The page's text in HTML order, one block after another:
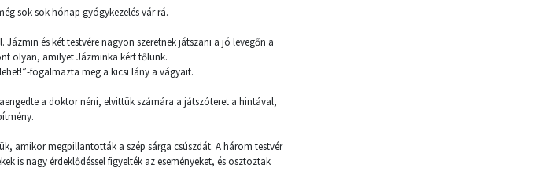
sok-sok hónap gyógykezelés vár rá.
és két testvére nagyon szeretnek játszani a jó levegőn a
olyan, amilyet Jázminka kért tőlünk.
fogalmazta meg a kicsi lány a vágyait.
a doktor néni, elvittük számára a játszóteret a hintával,
amikor megpillantották a szép sárga csúszdát. A három testvér
is nagy érdeklődéssel figyelték az eseményeket, és osztoztak